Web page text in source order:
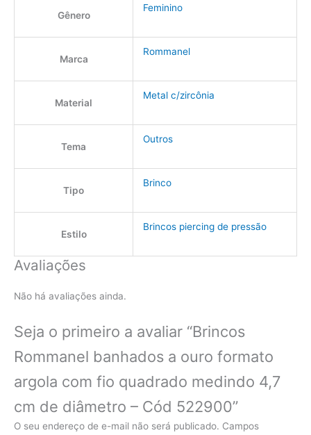
Gênero
Feminino
Marca
Rommanel
Material
Metal c/zircônia
Tema
Outros
Tipo
Brinco
Estilo
Brincos piercing de pressão
Avaliações
Não há avaliações ainda.
Seja o primeiro a avaliar “Brincos
Rommanel banhados a ouro formato
argola com fio quadrado medindo 4,7
cm de diâmetro – Cód 522900”
O seu endereço de e-mail não será publicado. Campos